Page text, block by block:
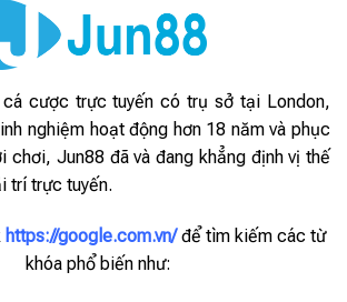
cá cược trực tuyến có trụ sở tại London,
nghiệm hoạt động hơn 18 năm và phục
chơi, Jun88 đã và đang khẳng định vị thế
trí trực tuyến.
https://google.com.vn/ để tìm kiếm các từ
khóa phổ biến như: